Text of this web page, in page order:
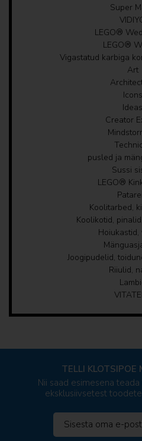
Super
LEGO®
LEGO®
Vigastatud karbiga
Art
Icons
Ideas
Creator
pusled ja
Sussi
LEGO®
Koolitarbed,
Koolikotid,
Hoiukastid,
Joogipudelid,
Riiulid,
TELLI KLOTSIPOE
Nii saad esimesena
eksklusiivsetest